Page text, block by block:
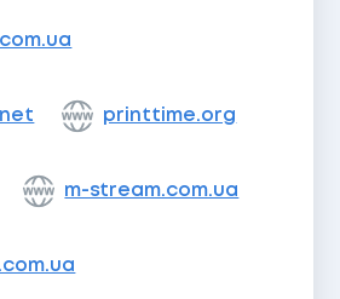
printtime.org
m-stream.com.ua